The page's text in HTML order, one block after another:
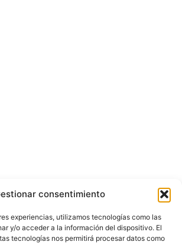
consentimiento
experiencias, utilizamos tecnologías como las
y/o acceder a la información del dispositivo. El
tecnologías nos permitirá procesar datos como